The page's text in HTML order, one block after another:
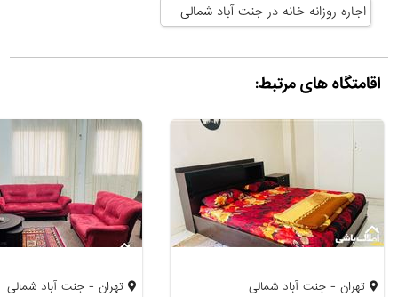
اجاره روزانه خانه در جنت آباد شمالی
اقامتگاه های مرتبط:
تهران - جنت آباد شمالی تهران - جنت آباد شمالی